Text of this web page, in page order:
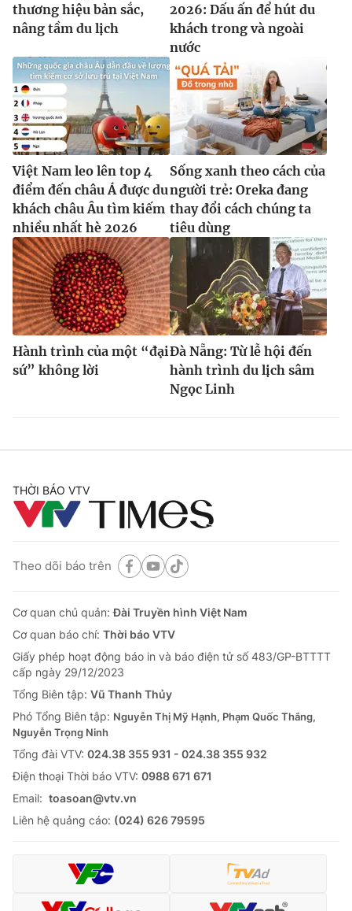
thương hiệu bản sắc,
nâng tầm du lịch
2026: Dấu ấn để hút du
khách trong và ngoài
nước
Việt Nam leo lên top 4
điểm đến châu Á được du
khách châu Âu tìm kiếm
nhiều nhất hè 2026
Sống xanh theo cách của
người trẻ: Oreka đang
thay đổi cách chúng ta
tiêu dùng
Hành trình của một “đại
sứ” không lời
Đà Nẵng: Từ lễ hội đến
hành trình du lịch sâm
Ngọc Linh
THỜI BÁO VTV
Theo dõi báo trên
Cơ quan chủ quản:Đài Truyền hình Việt Nam
Cơ quan báo chí: Thời báo VTV
Giấy phép hoạt động báo in và báo điện tử số 483/GP-BTTTT
cấp ngày 29/12/2023
Tổng Biên tập: Vũ Thanh Thủy
Phó Tổng Biên tập: Nguyễn Thị Mỹ Hạnh, Phạm Quốc Thắng,
Nguyễn Trọng Ninh
Tổng đài VTV: 024.38 355 931 - 024.38 355 932
Ðiện thoại Thời báo VTV: 0988 671 671
Email: toasoan@vtv.vn
Liên hệ quảng cáo: (024) 626 79595